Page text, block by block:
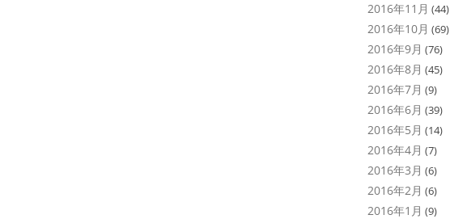
2016年11月 (44)
2016年10月 (69)
2016年9月 (76)
2016年8月 (45)
2016年7月 (9)
2016年6月 (39)
2016年5月 (14)
2016年4月 (7)
2016年3月 (6)
2016年2月 (6)
2016年1月 (9)